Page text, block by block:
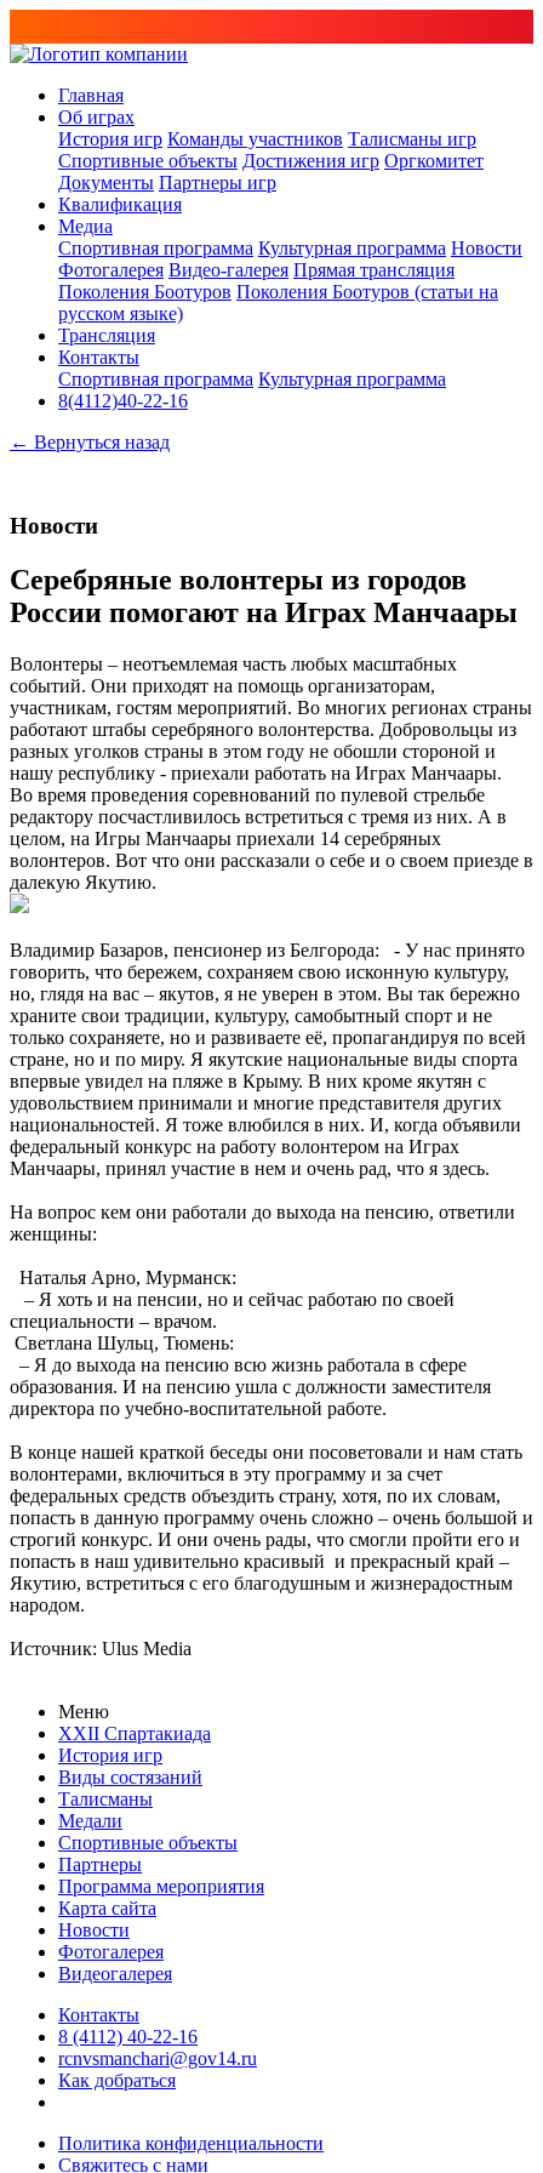
Главная
Об играх
История игр Команды участников Талисманы игр
Спортивные объекты Достижения игр Оргкомитет
Документы Партнеры игр
Квалификация
Медиа
Спортивная программа Культурная программа Новости
Фотогалерея Видео-галерея Прямая трансляция
Поколения Боотуров Поколения Боотуров (статьи на
русском языке)
Трансляция
Контакты
Спортивная программа Культурная программа
8(4112)40-22-16
← Вернуться назад
Новости
Серебряные волонтеры из городов
России помогают на Играх Манчаары
Волонтеры – неотъемлемая часть любых масштабных
событий. Они приходят на помощь организаторам,
участникам, гостям мероприятий. Во многих регионах страны
работают штабы серебряного волонтерства. Добровольцы из
разных уголков страны в этом году не обошли стороной и
нашу республику - приехали работать на Играх Манчаары.
Во время проведения соревнований по пулевой стрельбе
редактору посчастливилось встретиться с тремя из них. А в
целом, на Игры Манчаары приехали 14 серебряных
волонтеров. Вот что они рассказали о себе и о своем приезде в
далекую Якутию.
Владимир Базаров, пенсионер из Белгорода: - У нас принято
говорить, что бережем, сохраняем свою исконную культуру,
но, глядя на вас – якутов, я не уверен в этом. Вы так бережно
храните свои традиции, культуру, самобытный спорт и не
только сохраняете, но и развиваете её, пропагандируя по всей
стране, но и по миру. Я якутские национальные виды спорта
впервые увидел на пляже в Крыму. В них кроме якутян с
удовольствием принимали и многие представителя других
национальностей. Я тоже влюбился в них. И, когда объявили
федеральный конкурс на работу волонтером на Играх
Манчаары, принял участие в нем и очень рад, что я здесь.
На вопрос кем они работали до выхода на пенсию, ответили
женщины:
Наталья Арно, Мурманск:
– Я хоть и на пенсии, но и сейчас работаю по своей
специальности – врачом.
Светлана Шульц, Тюмень:
– Я до выхода на пенсию всю жизнь работала в сфере
образования. И на пенсию ушла с должности заместителя
директора по учебно-воспитательной работе.
В конце нашей краткой беседы они посоветовали и нам стать
волонтерами, включиться в эту программу и за счет
федеральных средств объездить страну, хотя, по их словам,
попасть в данную программу очень сложно – очень большой и
строгий конкурс. И они очень рады, что смогли пройти его и
попасть в наш удивительно красивый и прекрасный край –
Якутию, встретиться с его благодушным и жизнерадостным
народом.
Источник: Ulus Media
Меню
XXII Спартакиада
История игр
Виды состязаний
Талисманы
Медали
Спортивные объекты
Партнеры
Программа мероприятия
Карта сайта
Новости
Фотогалерея
Видеогалерея
Контакты
8 (4112) 40-22-16
rcnvsmanchari@gov14.ru
Как добраться
Политика конфиденциальности
Свяжитесь с нами